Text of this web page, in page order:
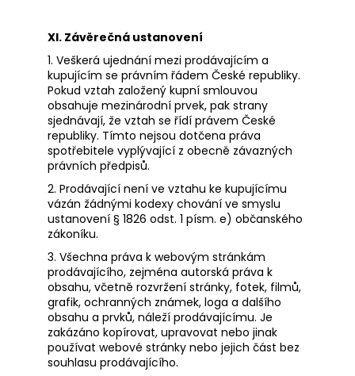
XI. Závěrečná ustanovení
1. Veškerá ujednání mezi prodávajícím a
kupujícím se právním řádem České republiky.
Pokud vztah založený kupní smlouvou
obsahuje mezinárodní prvek, pak strany
sjednávají, že vztah se řídí právem České
republiky. Tímto nejsou dotčena práva
spotřebitele vyplývající z obecně závazných
právních předpisů.
2. Prodávající není ve vztahu ke kupujícímu
vázán žádnými kodexy chování ve smyslu
ustanovení § 1826 odst. 1 písm. e) občanského
zákoníku.
3. Všechna práva k webovým stránkám
prodávajícího, zejména autorská práva k
obsahu, včetně rozvržení stránky, fotek, filmů,
grafik, ochranných známek, loga a dalšího
obsahu a prvků, náleží prodávajícímu. Je
zakázáno kopírovat, upravovat nebo jinak
používat webové stránky nebo jejich část bez
souhlasu prodávajícího.